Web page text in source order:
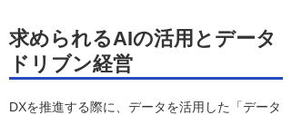
求められるAIの活用とデータ
ドリブン経営
DXを推進する際に、データを活用した「データ